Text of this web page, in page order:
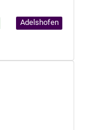
Adelshofen